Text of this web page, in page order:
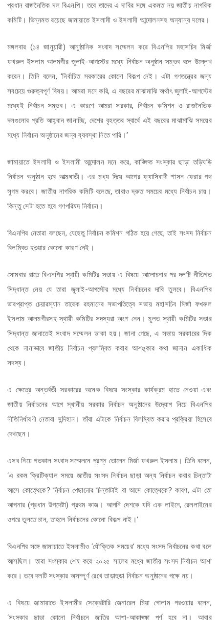
প্রধান রাজনৈতিক দল বিএনপি। তবে তাদের এ দাবির সঙ্গে একমত নয় জাতীয় নাগরিক
কমিটি। ভিন্নমত রয়েছে জামায়াতে ইসলামী ও ইসলামী আন্দোলনসহ অন্যান্য দলের।
মঙ্গলবার (১৪ জানুয়ারী) আনুষ্ঠানিক সংবাদ সম্মেলন করে বিএনপির মহাসচিব মির্জা
ফখরুল ইসলাম আলমগীর জুলাই-আগস্টের মধ্যে নির্বাচন অনুষ্ঠান সম্ভব বলে উল্লেখ
করেন। তিনি বলেন, ‘নির্বাচিত সরকারের কোনো বিকল্প নেই। এটা গণতন্ত্রের জন্য
সবচেয়ে গুরুত্বপূর্ণ বিষয়। আমরা মনে করি, এ বছরের মাঝামাঝি অর্থাৎ জুলাই-আগস্টের
মধ্যেই নির্বাচন সম্ভব। এ কারণে আমরা সরকার, নির্বাচন কমিশন ও রাজনৈতিক
দলগুলোর প্রতি আহ্বান জানাচ্ছি, দেশের বৃহত্তর স্বার্থে এই বছরের মাঝামাঝি সময়ের
মধ্যে নির্বাচন অনুষ্ঠানের জন্য ব্যবস্থা নিতে পারি।’
জামায়াতে ইসলামী ও ইসলামী আন্দোলন মনে করে, কাঙ্ক্ষিত সংস্কার ছাড়া তড়িঘড়ি
নির্বাচন অনুষ্ঠান হবে আত্মঘাতী। এর মধ্য দিয়ে আগের ফ্যাসিবাদী শাসন ফেরার পথ
সুগম করবে। জাতীয় নাগরিক কমিটি বলেছে, তারাও দ্রুত সময়ের মধ্যে নির্বাচন চায়।
কিন্তু সেটা হতে হবে গণপরিষদ নির্বাচন।
বিএনপির নেতারা বলছেন, যেহেতু নির্বাচন কমিশন গঠিত হয়ে গেছে, তাই সংসদ নির্বাচন
বিলম্বিত হওয়ার কোনো কারণ নেই।
সোমবার রাতে বিএনপির স্থায়ী কমিটির সভায় এ বিষয়ে আলোচনার পর দলটি নীতিগত
সিদ্ধান্ত নেয় যে তারা জুলাই-আগস্টের মধ্যে নির্বাচনের দাবি তুলবে। বিএনপির
ভারপ্রাপ্ত চেয়ারম্যান তারেক রহমানের সভাপতিত্বে সভায় মহাসচিব মির্জা ফখরুল
ইসলাম আলমগীরসহ স্থায়ী কমিটির সদস্যরা অংশ নেন। মূলত স্থায়ী কমিটির সভার
সিদ্ধান্ত জানাতেই সংবাদ সম্মেলন ডাকা হয়। জানা গেছে, এ সভায় সরকারের দিক
থেকে নানাভাবে জাতীয় নির্বাচন প্রলম্বিত করার আশঙ্কার কথা জানান একাধিক
সদস্য।
এ ক্ষেত্রে অন্তর্বর্তী সরকারের অনেক বিষয়ে সংস্কার কার্যক্রম হাতে নেওয়া এবং
জাতীয় নির্বাচনের আগে স্থানীয় সরকার নির্বাচন অনুষ্ঠানের উদ্যোগ নিয়ে বিএনপির
নীতিনির্ধারণী নেতারা সন্দিহান। তাঁরা এটাকে নির্বাচন বিলম্বিত করার প্রক্রিয়া হিসেবে
দেখছেন।
এসব নিয়ে গতকাল সংবাদ সম্মেলনে প্রশ্ন তোলেন মির্জা ফখরুল ইসলাম। তিনি বলেন,
‘এ রকম ক্রিটিক্যাল সময়ে জাতীয় সংসদ নির্বাচন ছাড়া অন্য নির্বাচন করার চিন্তাটা
আসে কোত্থেকে? নির্বাচন পেছানোর চিন্তাটাই বা আসে কোত্থেকে? কারণ, এটা তো
আপনার (প্রধান উপদেষ্টা) প্রথম কাজ। আপনি দেশকে যদি এক লাইনে, রেললাইনের
ওপরে তুলতে চান, তাহলে নির্বাচনের কোনো বিকল্প নাই।’
বিএনপির সঙ্গে জামায়াতে ইসলামীও ‘যৌক্তিক সময়ের’ মধ্যে সংসদ নির্বাচনের কথা বলে
আসছিল। তারা সংস্কার শেষ করে ২০২৫ সালের মধ্যে জাতীয় সংসদ নির্বাচন আশা
করে। তবে দলটি সংস্কার অসম্পূর্ণ রেখে তাড়াহুড়া নির্বাচন অনুষ্ঠানের পক্ষে নয়।
এ বিষয়ে জামায়াতে ইসলামীর সেক্রেটারি জেনারেল মিয়া গোলাম পরওয়ার বলেন,
‘সংস্কার ছাড়া কোনো নির্বাচনে জাতির আশা-আকাঙ্ক্ষা পূর্ণ হবে না। আবার